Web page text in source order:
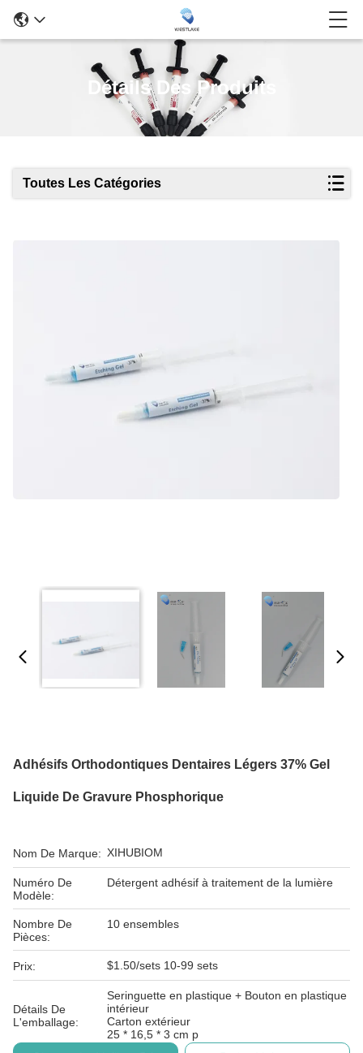
Détails Des Produits
Toutes Les Catégories
Adhésifs Orthodontiques Dentaires Légers 37% Gel
Liquide De Gravure Phosphorique
Nom De Marque: XIHUBIOM
Numéro De
Modèle:
Détergent adhésif à traitement de la lumière
Nombre De
Pièces:
10 ensembles
Prix: $1.50/sets 10-99 sets
Détails De
L'emballage:
Seringuette en plastique + Bouton en plastique
intérieur
Carton extérieur
25 * 16,5 * 3 cm p